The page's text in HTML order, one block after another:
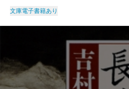
文庫電子書籍あり